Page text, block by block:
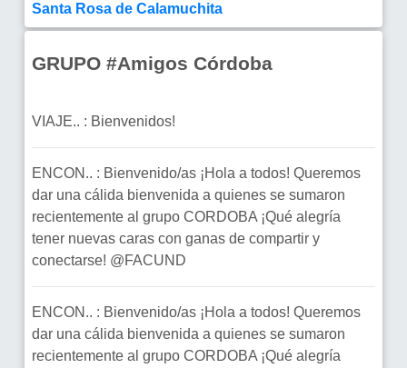
Santa Rosa de Calamuchita
GRUPO #Amigos Córdoba
VIAJE.. : Bienvenidos!
ENCON.. : Bienvenido/as ¡Hola a todos! Queremos
dar una cálida bienvenida a quienes se sumaron
recientemente al grupo CORDOBA ¡Qué alegría
tener nuevas caras con ganas de compartir y
conectarse! @FACUND
ENCON.. : Bienvenido/as ¡Hola a todos! Queremos
dar una cálida bienvenida a quienes se sumaron
recientemente al grupo CORDOBA ¡Qué alegría